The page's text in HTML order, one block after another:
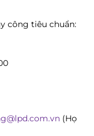
công tiêu chuẩn:
(Họ